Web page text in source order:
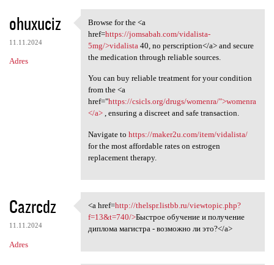
ohuxuciz
11.11.2024
Adres
Browse for the <a href=https:
Browse for the <a
href=https://jomsabah.com/vidalista-
5mg/>vidalista 40, no perscription</a> and secure
the medication through reliable sources.
You can buy reliable treatment for your condition
from the <a
href="https://csicls.org/drugs/womenra/">womenra
</a>, ensuring a discreet and safe transaction.
Navigate to https://maker2u.com/item/vidalista/
for the most affordable rates on estrogen
replacement therapy.
Cazrcdz
11.11.2024
Adres
<a href=http://thelspr.listbb
<a href=http://thelspr.listbb.ru/viewtopic.php?
f=13&t=740/>Быстрое обучение и получение
диплома магистра - возможно ли это?</a>